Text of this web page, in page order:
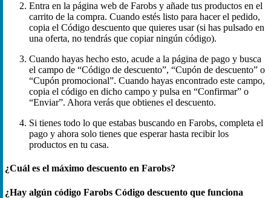
Entra en la página web de Farobs y añade tus productos en el
carrito de la compra. Cuando estés listo para hacer el pedido,
copia el Código descuento que quieres usar (si has pulsado en
una oferta, no tendrás que copiar ningún código).
Cuando hayas hecho esto, acude a la página de pago y busca
el campo de “Código de descuento”, “Cupón de descuento” o
“Cupón promocional”. Cuando hayas encontrado este campo,
copia el código en dicho campo y pulsa en “Confirmar” o
“Enviar”. Ahora verás que obtienes el descuento.
Si tienes todo lo que estabas buscando en Farobs, completa el
pago y ahora solo tienes que esperar hasta recibir los
productos en tu casa.
¿Cuál es el máximo descuento en Farobs?
¿Hay algún código Farobs Código descuento que funciona